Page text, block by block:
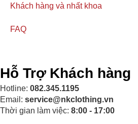
Khách hàng và nhất khoa
FAQ
Hỗ Trợ Khách hàng
Hotline: 082.345.1195
Email: service@nkclothing.vn
Thời gian làm việc: 8:00 - 17:00